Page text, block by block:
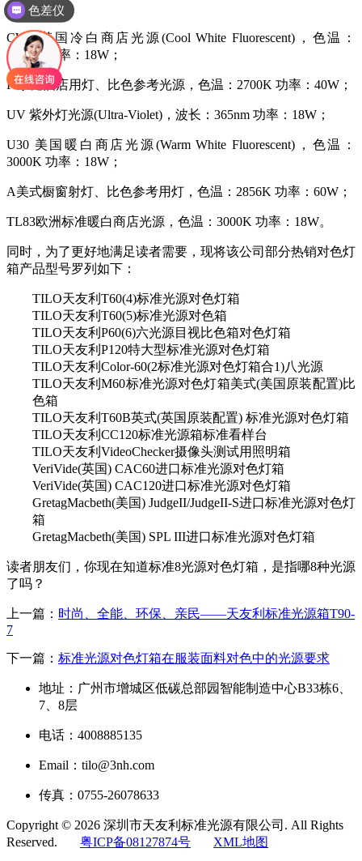
18W；
CWF 美国冷白商店光源(Cool White Fluorescent)，色温：
4150K 功率：18W；
F 家庭酒店用灯、比色参考光源，色温：2700K 功率：40W；
UV 紫外灯光源(Ultra-Violet)，波长：365nm 功率：18W；
U30 美国暖白商店光源(Warm White Fluorescent)，色温：
3000K 功率：18W；
A美式橱窗射灯、比色参考用灯，色温：2856K 功率：60W；
TL83欧洲标准暖白商店光源，色温：3000K 功率：18W。
同时，为了更好地满足读者需要，现将该公司部分热销对色灯
箱产品型号罗列如下：
TILO天友利T60(4)标准光源对色灯箱
TILO天友利T60(5)标准光源对色箱
TILO天友利P60(6)六光源目视比色箱对色灯箱
TILO天友利P120特大型标准光源对色灯箱
TILO天友利Color-60(2标准光源对色灯箱合1)八光源
TILO天友利M60标准光源对色灯箱美式(美国原装配置)比
色箱
TILO天友利T60B英式(英国原装配置) 标准光源对色灯箱
TILO天友利CC120标准光源箱标准看样台
TILO天友利VideoChecker摄像头测试用照明箱
VeriVide(英国) CAC60进口标准光源对色灯箱
VeriVide(英国) CAC120进口标准光源对色灯箱
GretagMacbeth(美国) JudgeII/JudgeII-S进口标准光源对色灯
箱
GretagMacbeth(美国) SPL III进口标准光源对色灯箱
读者朋友们，你现在知道标准8光源对色灯箱，是指哪8种光源
了吗？
上一篇： 时尚、全能、环保、亲民——天友利标准光源箱T90-
7
下一篇： 标准光源对色灯箱在服装面料对色中的光源要求
地址：广州市增城区低碳总部园智能制造中心B33栋6、
7、8层
电话：4008885135
Email：tilo@3nh.com
传真：0755-26078633
Copyright © 2026 深圳市天友利标准光源有限公司. All Rights
Reserved. 粤ICP备08127874号 XML地图
色差仪